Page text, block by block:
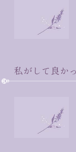
私がして良か